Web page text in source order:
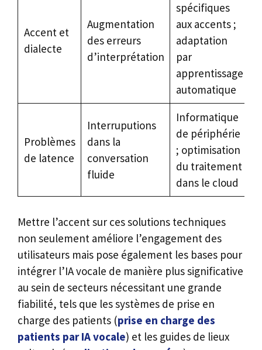
Accent et
dialecte
Augmentation
des erreurs
d’interprétation
spécifiques
aux accents ;
adaptation
par
apprentissage
automatique
Problèmes
de latence
Interruputions
dans la
conversation
fluide
Informatique
de périphérie
; optimisation
du traitement
dans le cloud
Mettre l’accent sur ces solutions techniques
non seulement améliore l’engagement des
utilisateurs mais pose également les bases pour
intégrer l’IA vocale de manière plus significative
au sein de secteurs nécessitant une grande
fiabilité, tels que les systèmes de prise en
charge des patients (prise en charge des
patients par IA vocale) et les guides de lieux